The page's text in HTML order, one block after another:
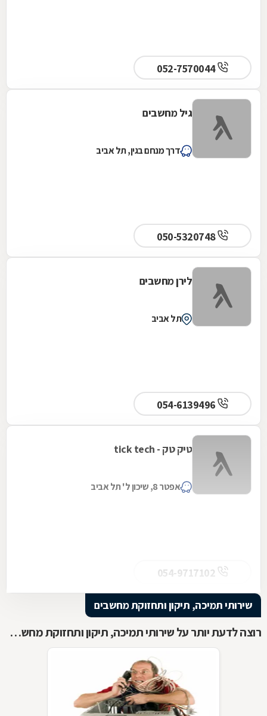
052-7570044
גיל מחשבים
דרך מנחם בגין, תל אביב
050-5320748
לירן מחשבים
תל אביב
טיק טק - tick tech
אפטר 8, שיכון ל' תל אביב
שירותי תמיכה, תיקון ותחזוקת מחשבים
רוצה לדעת יותר על שירותי תמיכה, תיקון ותחזוקת מחשבים ?